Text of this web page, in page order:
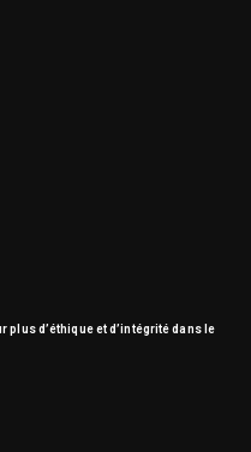
plus d’éthique et d’intégrité dans le